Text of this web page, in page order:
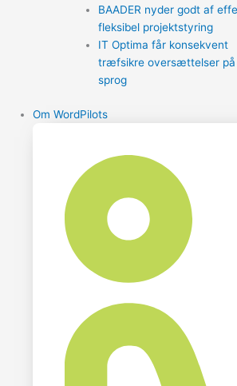
BAADER nyder godt af
fleksibel projektstyring
IT Optima får konsekvent
træfsikre oversættelser på
sprog
Om WordPilots